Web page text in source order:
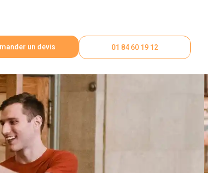
un devis 01 84 60 19 12